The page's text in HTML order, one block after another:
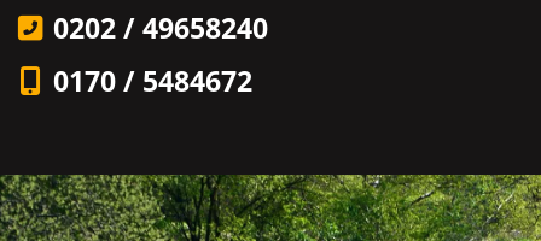
0202 / 49658240
0170 / 5484672